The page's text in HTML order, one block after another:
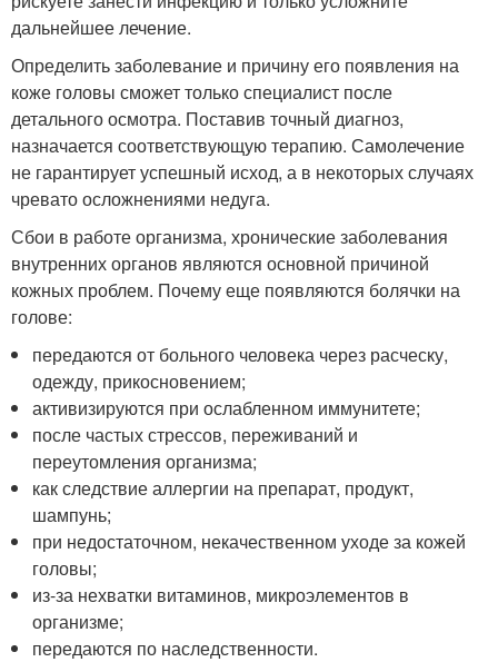
дальнейшее лечение.
Определить заболевание и причину его появления на
коже головы сможет только специалист после
детального осмотра. Поставив точный диагноз,
назначается соответствующую терапию. Самолечение
не гарантирует успешный исход, а в некоторых случаях
чревато осложнениями недуга.
Сбои в работе организма, хронические заболевания
внутренних органов являются основной причиной
кожных проблем. Почему еще появляются болячки на
голове:
передаются от больного человека через расческу,
одежду, прикосновением;
активизируются при ослабленном иммунитете;
после частых стрессов, переживаний и
переутомления организма;
как следствие аллергии на препарат, продукт,
шампунь;
при недостаточном, некачественном уходе за кожей
головы;
из-за нехватки витаминов, микроэлементов в
организме;
передаются по наследственности.